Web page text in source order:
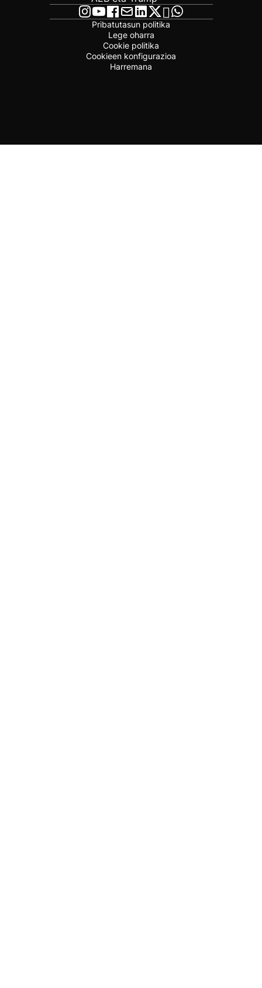
Pribatutasun politika
Lege oharra
Cookie politika
Cookieen konfigurazioa
Harremana